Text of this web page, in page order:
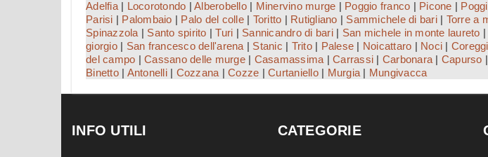
Adelfia| Locorotondo | Alberobello| Minervino murge | Poggio franco | Picone |
Parisi | Palombaio | Palo del colle| Toritto | Rutigliano | Sammichele di bari| Torre a
Spinazzola | Santo spirito |Turi | Sannicandro di bari| San michele in monte laureto |
giorgio| San francesco dell'arena | Stanic | Trito| Palese | Noicattaro | Noci |
del campo | Cassano delle murge| Casamassima | Carrassi | Carbonara | Capurso |
Binetto| Antonelli| Cozzana | Cozze | Curtaniello| Murgia | Mungivacca
INFO UTILI CATEGORIE